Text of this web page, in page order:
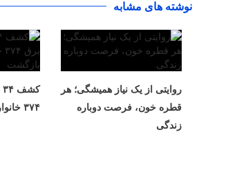
نوشته های مشابه
روایتی از یک نیاز همیشگی؛ هر
قطره خون، فرصت دوباره
زندگی
۳۷۴ خانوار به شبکه بازگشت